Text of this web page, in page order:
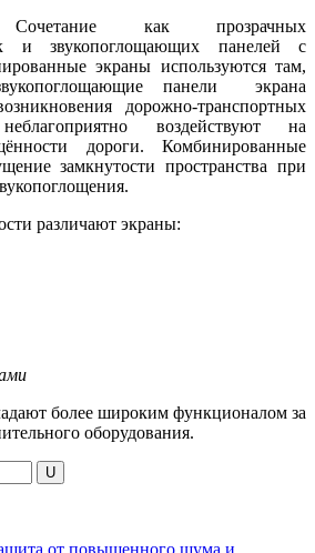
как прозрачных
и звукопоглощающих панелей с
экраны используются там,
панели экрана
дорожно-транспортных
воздействуют на
дороги. Комбинированные
замкнутости пространства при
различают экраны:
более широким функционалом за
оборудования.